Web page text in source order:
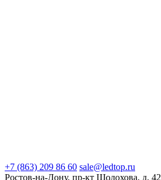
+7 (863) 209 86 60 sale@ledtop.ru
Ростов-на-Дону, пр-кт Шолохова, д. 42